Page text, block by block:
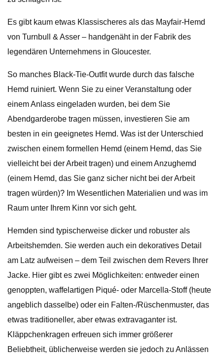
Es gibt kaum etwas Klassischeres als das Mayfair-Hemd
von Turnbull & Asser – handgenäht in der Fabrik des
legendären Unternehmens in Gloucester.
So manches Black-Tie-Outfit wurde durch das falsche
Hemd ruiniert. Wenn Sie zu einer Veranstaltung oder
einem Anlass eingeladen wurden, bei dem Sie
Abendgarderobe tragen müssen, investieren Sie am
besten in ein geeignetes Hemd. Was ist der Unterschied
zwischen einem formellen Hemd (einem Hemd, das Sie
vielleicht bei der Arbeit tragen) und einem Anzughemd
(einem Hemd, das Sie ganz sicher nicht bei der Arbeit
tragen würden)? Im Wesentlichen Materialien und was im
Raum unter Ihrem Kinn vor sich geht.
Hemden sind typischerweise dicker und robuster als
Arbeitshemden. Sie werden auch ein dekoratives Detail
am Latz aufweisen – dem Teil zwischen dem Revers Ihrer
Jacke. Hier gibt es zwei Möglichkeiten: entweder einen
genoppten, waffelartigen Piqué- oder Marcella-Stoff (heute
angeblich dasselbe) oder ein Falten-/Rüschenmuster, das
etwas traditioneller, aber etwas extravaganter ist.
Kläppchenkragen erfreuen sich immer größerer
Beliebtheit, üblicherweise werden sie jedoch zu Anlässen